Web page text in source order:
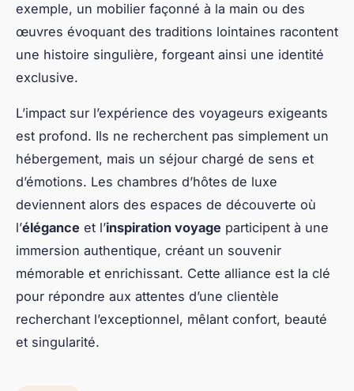
exemple, un mobilier façonné à la main ou des
œuvres évoquant des traditions lointaines racontent
une histoire singulière, forgeant ainsi une identité
exclusive.
L’impact sur l’expérience des voyageurs exigeants
est profond. Ils ne recherchent pas simplement un
hébergement, mais un séjour chargé de sens et
d’émotions. Les chambres d’hôtes de luxe
deviennent alors des espaces de découverte où
l’élégance et l’inspiration voyage participent à une
immersion authentique, créant un souvenir
mémorable et enrichissant. Cette alliance est la clé
pour répondre aux attentes d’une clientèle
recherchant l’exceptionnel, mêlant confort, beauté
et singularité.